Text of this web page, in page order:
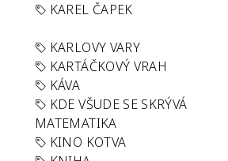
KAREL ČAPEK
KARLOVY VARY
KARTÁČKOVÝ VRAH
KÁVA
KDE VŠUDE SE SKRÝVÁ
MATEMATIKA
KINO KOTVA